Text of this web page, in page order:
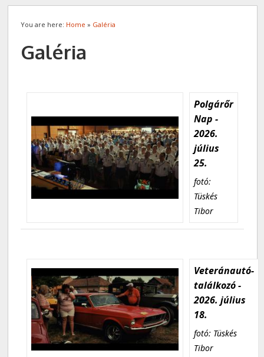
You are here: Home » Galéria
Galéria
Polgárőr
Nap -
2026.
július
25.
fotó:
Tüskés
Tibor
Veteránautó-
találkozó -
2026. július
18.
fotó: Tüskés
Tibor